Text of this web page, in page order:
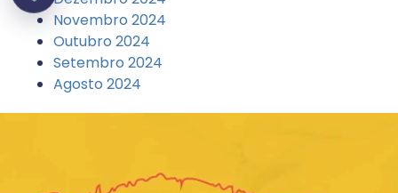
Novembro 2024
Outubro 2024
Setembro 2024
Agosto 2024